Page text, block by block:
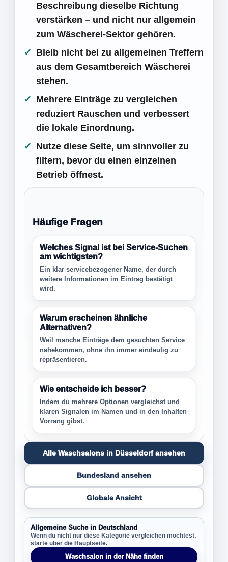
Beschreibung dieselbe Richtung
verstärken – und nicht nur allgemein
zum Wäscherei-Sektor gehören.
Bleib nicht bei zu allgemeinen Treffern
aus dem Gesamtbereich Wäscherei
stehen.
Mehrere Einträge zu vergleichen
reduziert Rauschen und verbessert
die lokale Einordnung.
Nutze diese Seite, um sinnvoller zu
filtern, bevor du einen einzelnen
Betrieb öffnest.
Häufige Fragen
Welches Signal ist bei Service-Suchen
am wichtigsten?
Ein klar servicebezogener Name, der durch
weitere Informationen im Eintrag bestätigt
wird.
Warum erscheinen ähnliche
Alternativen?
Weil manche Einträge dem gesuchten Service
nahekommen, ohne ihn immer eindeutig zu
repräsentieren.
Wie entscheide ich besser?
Indem du mehrere Optionen vergleichst und
klaren Signalen im Namen und in den Inhalten
Vorrang gibst.
Alle Waschsalons in Düsseldorf ansehen
Bundesland ansehen
Globale Ansicht
Allgemeine Suche in Deutschland
Wenn du nicht nur diese Kategorie vergleichen möchtest,
starte über die Hauptseite.
Waschsalon in der Nähe finden